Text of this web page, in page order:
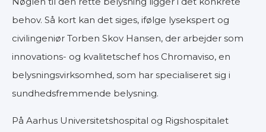
behov. Så kort kan det siges, ifølge lysekspert og
civilingeniør Torben Skov Hansen, der arbejder som
innovations- og kvalitetschef hos Chromaviso, en
belysningsvirksomhed, som har specialiseret sig i
sundhedsfremmende belysning.
På Aarhus Universitetshospital og Rigshospitalet